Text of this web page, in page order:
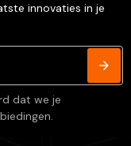
innovaties in je
dat we je